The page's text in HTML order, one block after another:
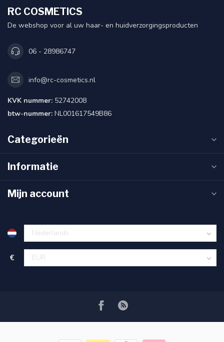
RC COSMETICS
De webshop voor al uw haar- en huidverzorgingsproducten
06 - 28986747
info@rc-cosmetics.nl
KVK nummer: 52742008
btw-nummer: NL001617549B86
Categorieën
Informatie
Mijn account
€